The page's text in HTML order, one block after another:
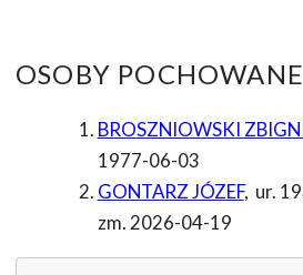
OSOBY
BROSZNIOWSKI
1977-06-03
GONTARZ JÓZEF, ur.
zm. 2026-04-19